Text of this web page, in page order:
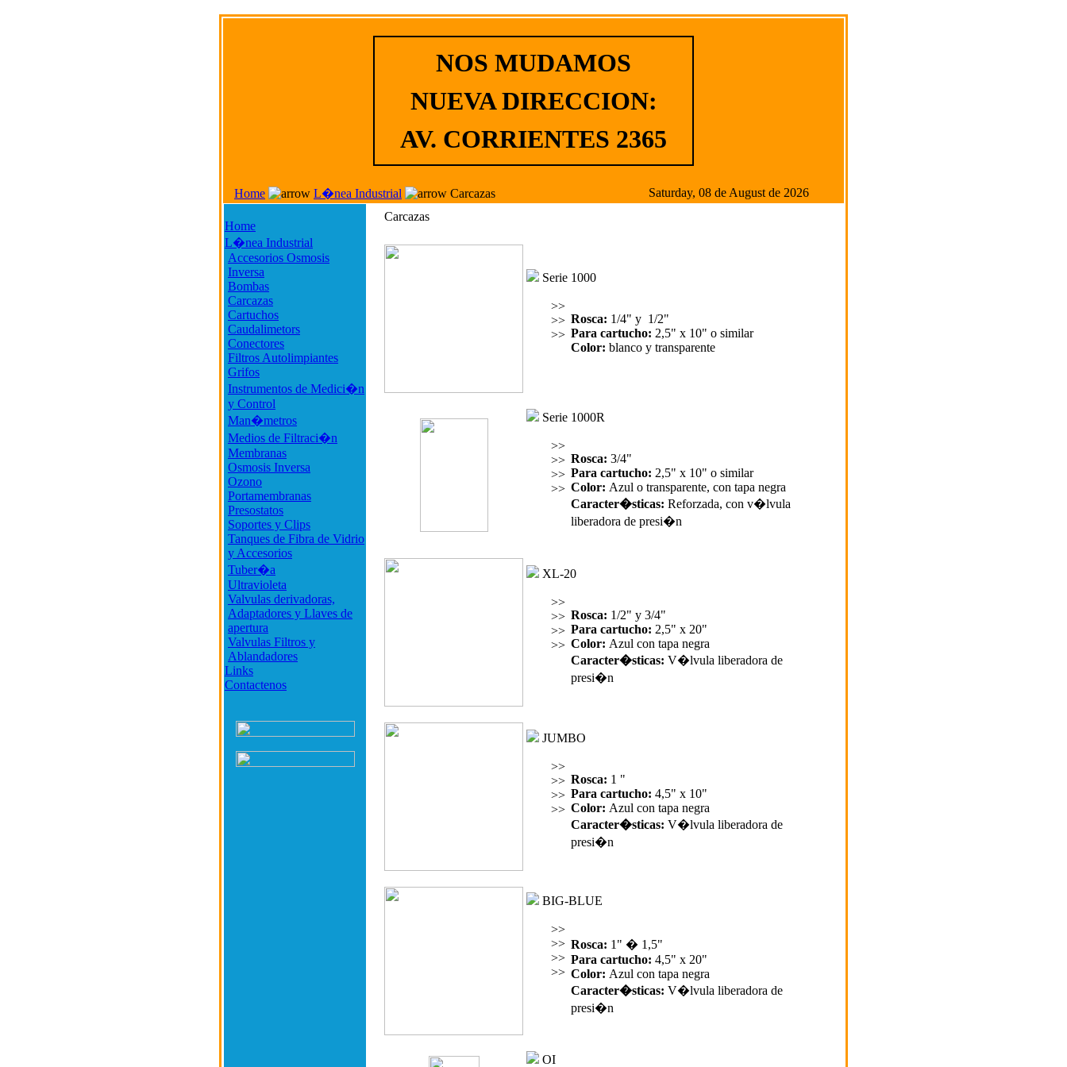
NOS MUDAMOS
NUEVA DIRECCION:
AV. CORRIENTES 2365
Home L�nea Industrial Carcazas Saturday, 08 de August de 2026
Home
L�nea Industrial
Accesorios Osmosis
Inversa
Bombas
Carcazas
Cartuchos
Caudalimetors
Conectores
Filtros Autolimpiantes
Grifos
Instrumentos de Medici�n
y Control
Man�metros
Medios de Filtraci�n
Membranas
Osmosis Inversa
Ozono
Portamembranas
Presostatos
Soportes y Clips
Tanques de Fibra de Vidrio
y Accesorios
Tuber�a
Ultravioleta
Valvulas derivadoras,
Adaptadores y Llaves de
apertura
Valvulas Filtros y
Ablandadores
Links
Contactenos
Carcazas
Serie 1000
>>
>>
>>
Rosca: 1/4" y 1/2"
Para cartucho: 2,5" x 10" o similar
Color: blanco y transparente
Serie 1000R
>>
>>
>>
>>
Rosca: 3/4"
Para cartucho: 2,5" x 10" o similar
Color: Azul o transparente, con tapa negra
Caracter�sticas: Reforzada, con v�lvula
liberadora de presi�n
XL-20
>>
>>
>>
>>
Rosca: 1/2" y 3/4"
Para cartucho: 2,5" x 20"
Color: Azul con tapa negra
Caracter�sticas: V�lvula liberadora de
presi�n
JUMBO
>>
>>
>>
>>
Rosca: 1 "
Para cartucho: 4,5" x 10"
Color: Azul con tapa negra
Caracter�sticas: V�lvula liberadora de
presi�n
BIG-BLUE
>>
>>
>>
>>
Rosca: 1" � 1,5"
Para cartucho: 4,5" x 20"
Color: Azul con tapa negra
Caracter�sticas: V�lvula liberadora de
presi�n
OI